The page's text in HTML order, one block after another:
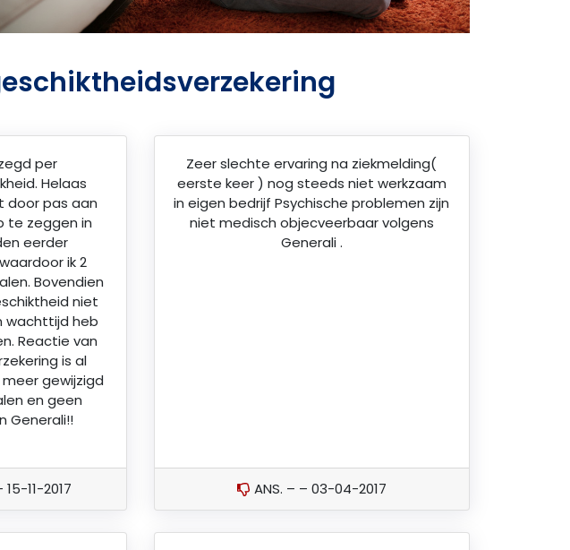
per
Helaas
door pas aan
te zeggen in
eerder
ik 2
Bovendien
niet
wachttijd heb
Reactie van
is al
gewijzigd
en geen
Generali!!
11-2017
Zeer slechte ervaring na ziekmelding(
eerste keer ) nog steeds niet werkzaam
in eigen bedrijf Psychische problemen zijn
niet medisch objecveerbaar volgens
Generali .
ANS. – – 03-04-2017